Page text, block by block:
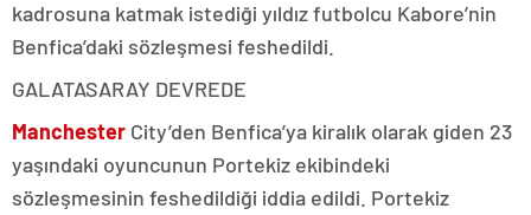
kadrosuna katmak istediği yıldız futbolcu Kabore’nin
Benfica’daki sözleşmesi feshedildi.
GALATASARAY DEVREDE
Manchester City’den Benfica’ya kiralık olarak giden 23
yaşındaki oyuncunun Portekiz ekibindeki
sözleşmesinin feshedildiği iddia edildi. Portekiz